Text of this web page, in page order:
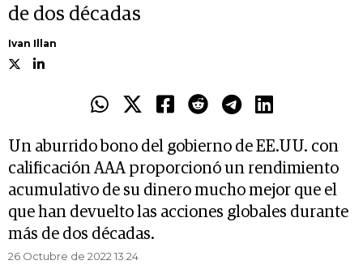
de dos décadas
Ivan Illan
Un aburrido bono del gobierno de EE.UU. con
calificación AAA proporcionó un rendimiento
acumulativo de su dinero mucho mejor que el
que han devuelto las acciones globales durante
más de dos décadas.
26 Octubre de 2022 13.24